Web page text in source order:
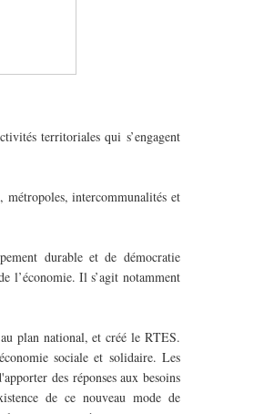
territoriales qui s’engagent
métropoles, intercommunalités et
durable et de démocratie
l’économie. Il s’agit notamment
plan national, et créé le RTES.
sociale et solidaire. Les
des réponses aux besoins
de ce nouveau mode de